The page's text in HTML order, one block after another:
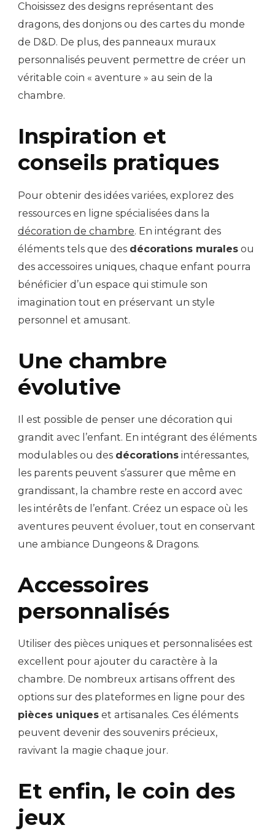
Choisissez des designs représentant des
dragons, des donjons ou des cartes du monde
de D&D. De plus, des panneaux muraux
personnalisés peuvent permettre de créer un
véritable coin « aventure » au sein de la
chambre.
Inspiration et
conseils pratiques
Pour obtenir des idées variées, explorez des
ressources en ligne spécialisées dans la
décoration de chambre. En intégrant des
éléments tels que des décorations murales ou
des accessoires uniques, chaque enfant pourra
bénéficier d’un espace qui stimule son
imagination tout en préservant un style
personnel et amusant.
Une chambre
évolutive
Il est possible de penser une décoration qui
grandit avec l’enfant. En intégrant des éléments
modulables ou des décorations intéressantes,
les parents peuvent s’assurer que même en
grandissant, la chambre reste en accord avec
les intérêts de l’enfant. Créez un espace où les
aventures peuvent évoluer, tout en conservant
une ambiance Dungeons & Dragons.
Accessoires
personnalisés
Utiliser des pièces uniques et personnalisées est
excellent pour ajouter du caractère à la
chambre. De nombreux artisans offrent des
options sur des plateformes en ligne pour des
pièces uniques et artisanales. Ces éléments
peuvent devenir des souvenirs précieux,
ravivant la magie chaque jour.
Et enfin, le coin des
jeux